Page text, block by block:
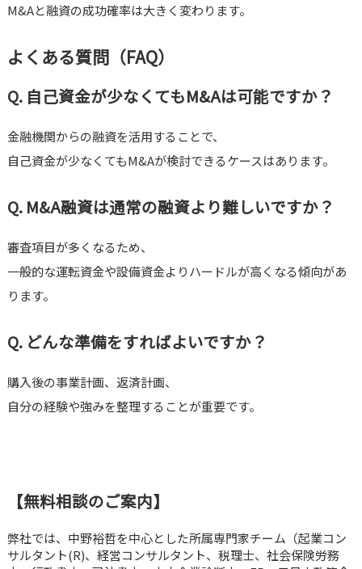
M&Aと融資の成功確率は大きく変わります。
よくある質問（FAQ）
Q. 自己資金が少なくてもM&Aは可能ですか？
金融機関からの融資を活用することで、
自己資金が少なくてもM&Aが検討できるケースはあります。
Q. M&A融資は通常の融資より難しいですか？
審査項目が多くなるため、
一般的な運転資金や設備資金よりハードルが高くなる傾向があ
ります。
Q. どんな準備をすればよいですか？
購入後の事業計画、返済計画、
自分の経験や強みを整理することが重要です。
【無料相談のご案内】
弊社では、中野裕哲を中心とした所属専門家チーム（起業コン
サルタント(R)、経営コンサルタント、税理士、社会保険労務